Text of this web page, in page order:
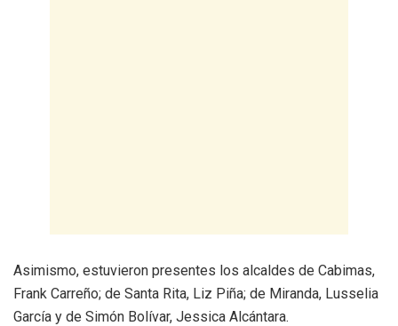
Asimismo, estuvieron presentes los alcaldes de Cabimas,
Frank Carreño; de Santa Rita, Liz Piña; de Miranda, Lusselia
García y de Simón Bolívar, Jessica Alcántara.